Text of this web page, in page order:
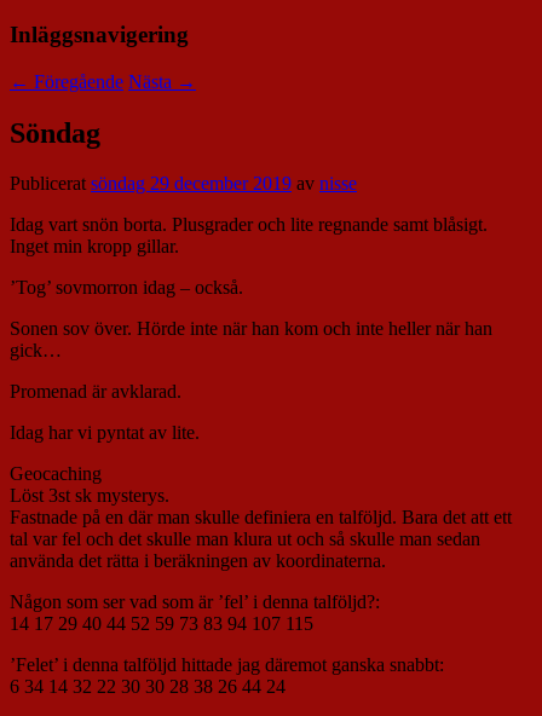
Inläggsnavigering
← Föregående Nästa →
Söndag
Publiceratsöndag 29 december 2019 av nisse
Idag vart snön borta. Plusgrader och lite regnande samt blåsigt.
Inget min kropp gillar.
’Tog’ sovmorron idag – också.
Sonen sov över. Hörde inte när han kom och inte heller när han
gick…
Promenad är avklarad.
Idag har vi pyntat av lite.
Geocaching
Löst 3st sk mysterys.
Fastnade på en där man skulle definiera en talföljd. Bara det att ett
tal var fel och det skulle man klura ut och så skulle man sedan
använda det rätta i beräkningen av koordinaterna.
Någon som ser vad som är ’fel’ i denna talföljd?:
14 17 29 40 44 52 59 73 83 94 107 115
’Felet’ i denna talföljd hittade jag däremot ganska snabbt:
6 34 14 32 22 30 30 28 38 26 44 24